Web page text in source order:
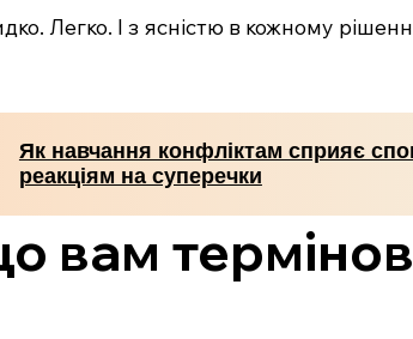
Легко. І з ясністю в кожному
Як навчання конфліктам сприяє
реакціям на суперечки
вам